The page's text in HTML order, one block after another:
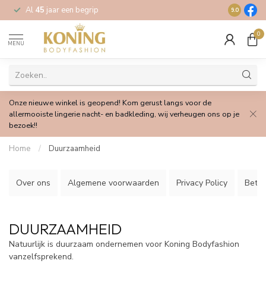
Al 45 jaar een begrip Gratis
9.0
MENU
0
Onze nieuwe winkel is geopend! Kom gerust langs voor de
allermooiste lingerie nacht- en badkleding, wij verheugen ons op je
bezoek!!
Home / Duurzaamheid
Over ons Algemene voorwaarden Privacy Policy
DUURZAAMHEID
Natuurlijk is duurzaam ondernemen voor Koning Bodyfashion
vanzelfsprekend.